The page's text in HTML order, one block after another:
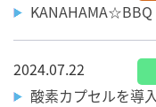
2024.07.22
酸素カプセルを導